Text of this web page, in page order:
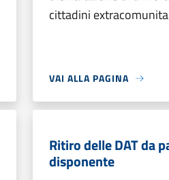
cittadini
VAI ALLA PAGINA
Ritiro delle DAT da
disponente